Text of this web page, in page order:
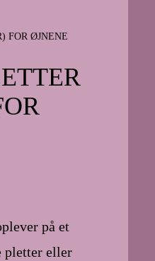
FOR ØJNENE
på et
pletter eller